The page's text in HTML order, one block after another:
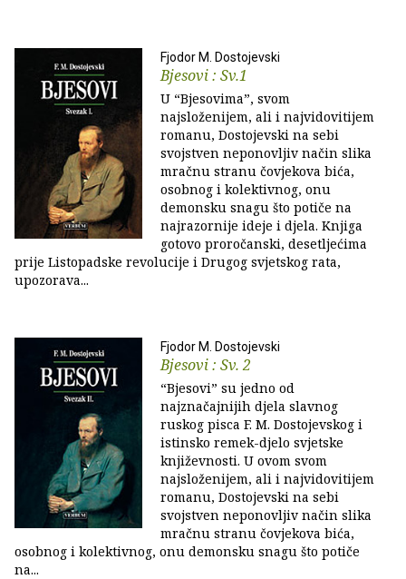
Fjodor M. Dostojevski
Bjesovi : Sv.1
U “Bjesovima”, svom
najsloženijem, ali i najvidovitijem
romanu, Dostojevski na sebi
svojstven neponovljiv način slika
mračnu stranu čovjekova bića,
osobnog i kolektivnog, onu
demonsku snagu što potiče na
najrazornije ideje i djela. Knjiga
gotovo proročanski, desetljećima
prije Listopadske revolucije i Drugog svjetskog rata,
upozorava...
Fjodor M. Dostojevski
Bjesovi : Sv. 2
“Bjesovi” su jedno od
najznačajnijih djela slavnog
ruskog pisca F. M. Dostojevskog i
istinsko remek-djelo svjetske
književnosti. U ovom svom
najsloženijem, ali i najvidovitijem
romanu, Dostojevski na sebi
svojstven neponovljiv način slika
mračnu stranu čovjekova bića,
osobnog i kolektivnog, onu demonsku snagu što potiče
na...